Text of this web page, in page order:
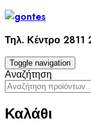
Skip
Τηλ. Κέντρο
Toggle navigation
Αναζήτηση
Καλάθι